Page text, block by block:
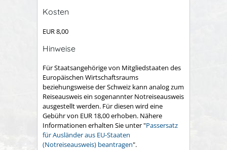
Kosten
EUR 8,00
Hinweise
Für Staatsangehörige von Mitgliedstaaten des
Europäischen Wirtschaftsraums
beziehungsweise der Schweiz kann analog zum
Reiseausweis ein sogenannter Notreiseausweis
ausgestellt werden. Für diesen wird eine
Gebühr von EUR 18,00 erhoben. Nähere
Informationen erhalten Sie unter "Passersatz
für Ausländer aus EU-Staaten
(Notreiseausweis) beantragen".